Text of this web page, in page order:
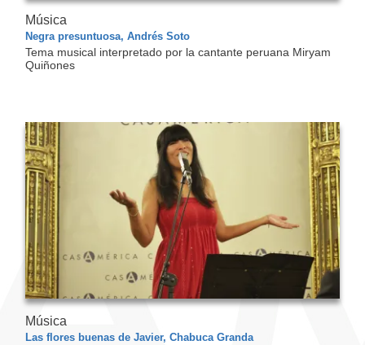
Música
Negra presuntuosa, Andrés Soto
Tema musical interpretado por la cantante peruana Miryam
Quiñones
Música
Las flores buenas de Javier, Chabuca Granda